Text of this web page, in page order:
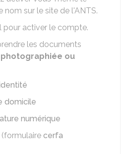
nom sur le site de l'ANTS.
pour activer le compte.
les documents
ou
domicile
numérique
cerfa